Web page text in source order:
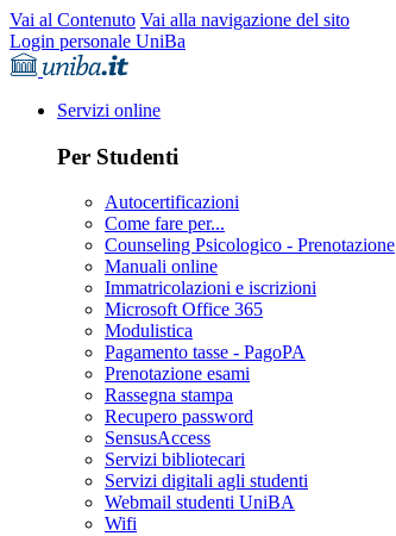
Vai al Contenuto Vai alla navigazione del sito
Login personale UniBa
Servizi online
Per Studenti
Autocertificazioni
Come fare per...
Counseling Psicologico - Prenotazione
Manuali online
Immatricolazioni e iscrizioni
Microsoft Office 365
Modulistica
Pagamento tasse - PagoPA
Prenotazione esami
Rassegna stampa
Recupero password
SensusAccess
Servizi bibliotecari
Servizi digitali agli studenti
Webmail studenti UniBA
Wifi